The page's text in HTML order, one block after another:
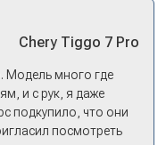
Chery Tiggo 7 Pro
Модель много где
и с рук, я даже
подкупило, что они
посмотреть